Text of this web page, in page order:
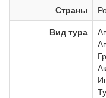
Страны
Вид тура